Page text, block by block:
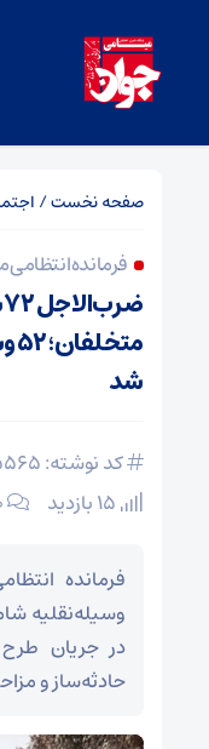
صفحه نخست/
فرمانده انتظامی
شد
کد نوشته: 5565
حادثه‌ساز و